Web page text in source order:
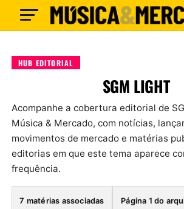
HUB EDITORIAL
SGM LIGHT
Acompanhe a cobertura editorial de
Música & Mercado, com notícias,
movimentos de mercado e matérias
editorias em que este tema aparece
frequência.
7 matérias associadas Página 1 do